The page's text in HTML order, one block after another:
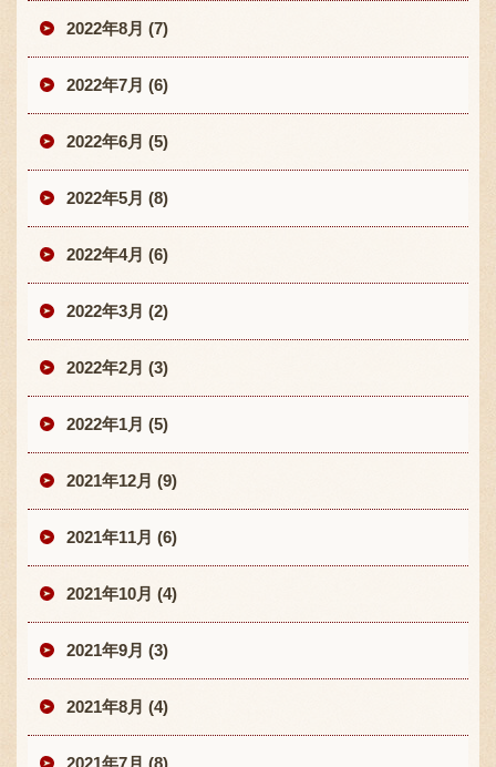
2022年8月 (7)
2022年7月 (6)
2022年6月 (5)
2022年5月 (8)
2022年4月 (6)
2022年3月 (2)
2022年2月 (3)
2022年1月 (5)
2021年12月 (9)
2021年11月 (6)
2021年10月 (4)
2021年9月 (3)
2021年8月 (4)